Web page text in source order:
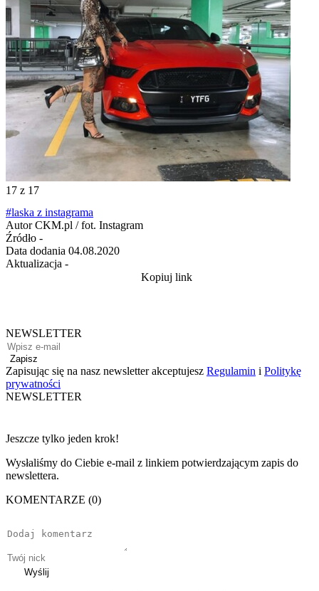
17 z 17
#laska z instagrama
Autor CKM.pl / fot. Instagram
Źródło -
Data dodania 04.08.2020
Aktualizacja -
Kopiuj link
NEWSLETTER
Zapisz
Zapisując się na nasz newsletter akceptujesz Regulamin i Politykę
prywatności
NEWSLETTER
Jeszcze tylko jeden krok!
Wysłaliśmy do Ciebie e-mail z linkiem potwierdzającym zapis do
newslettera.
KOMENTARZE (0)
Wyślij